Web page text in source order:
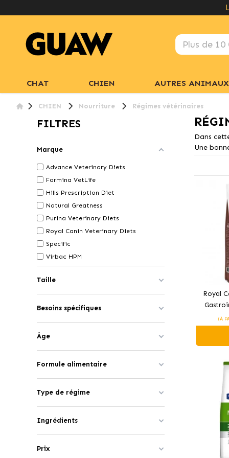
CHAT CHIEN AUTRES ANIMAUX
CHIEN Nourriture Régimes vétérinaires
FILTRES
Marque
Advance Veterinary Diets
Farmina VetLife
Hills Prescription Diet
Natural Greatness
Purina Veterinary Diets
Royal Canin Veterinary Diets
Specific
Virbac HPM
Taille
Besoins spécifiques
Âge
Formule alimentaire
Type de régime
Ingrédients
Prix
Dans
Une
Royal
(À